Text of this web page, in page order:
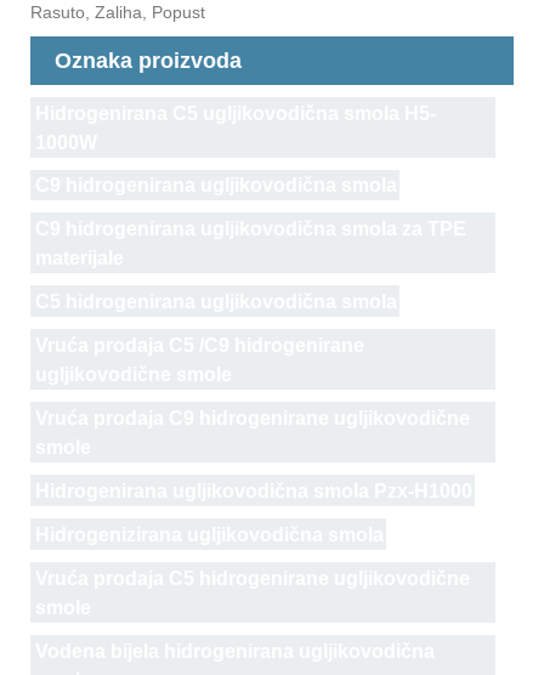
Rasuto, Zaliha, Popust
Oznaka proizvoda